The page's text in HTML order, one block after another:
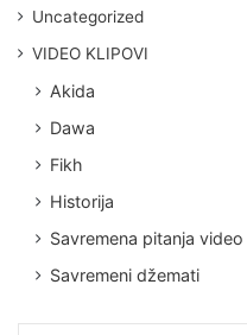
Uncategorized
VIDEO KLIPOVI
Akida
Dawa
Fikh
Historija
Savremena pitanja video
Savremeni džemati